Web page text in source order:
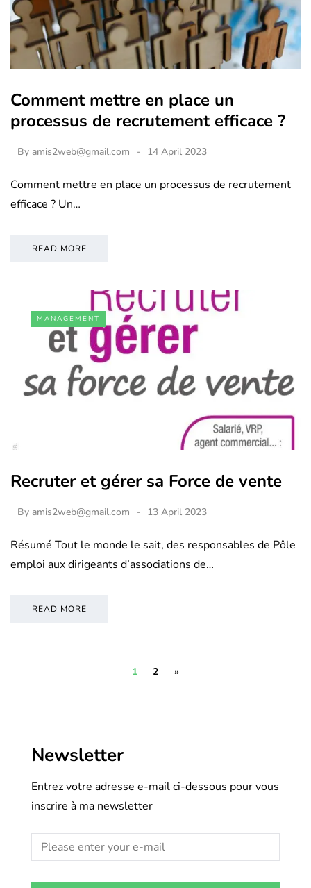
Comment mettre en place un
processus de recrutement efficace ?
By amis2web@gmail.com 14 April 2023
Comment mettre en place un processus de recrutement
efficace ? Un…
READ MORE
MANAGEMENT
Recruter et gérer sa Force de vente
By amis2web@gmail.com 13 April 2023
Résumé Tout le monde le sait, des responsables de Pôle
emploi aux dirigeants d’associations de…
READ MORE
1 2 »
Newsletter
Entrez votre adresse e-mail ci-dessous pour vous
inscrire à ma newsletter